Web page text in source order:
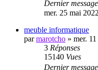
Dernier message
mer. 25 mai
meuble informatique
parmarotcho » mer.
3 Réponses
15140 Vues
Dernier message